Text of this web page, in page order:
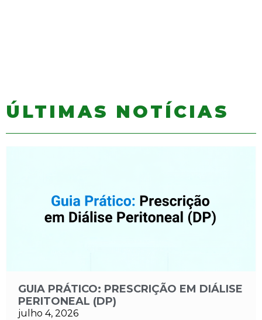
ÚLTIMAS NOTÍCIAS
GUIA PRÁTICO: PRESCRIÇÃO EM DIÁLISE
PERITONEAL (DP)
julho 4, 2026